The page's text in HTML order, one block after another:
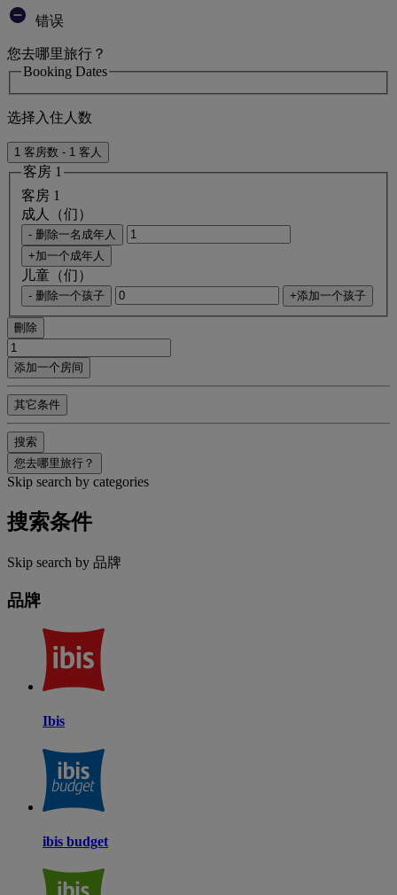
错误
您去哪里旅行？
Booking Dates
选择入住人数
1 客房数 - 1 客人
客房 1
客房 1
成人（们）
- 删除一名成年人
+加一个成年人
儿童（们）
- 删除一个孩子 +添加一个孩子
刪除
添加一个房间
其它条件
搜索
您去哪里旅行？
Skip search by categories
搜索条件
Skip search by 品牌
品牌
Ibis
ibis budget